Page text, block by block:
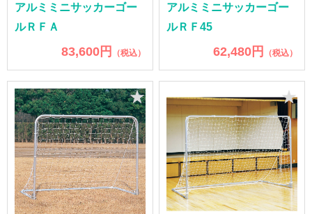
アルミミニサッカーゴー
ルＲＦＡ
83,600円 （税込）
アルミミニサッカーゴー
ルＲＦ45
62,480円 （税込）
★ ★